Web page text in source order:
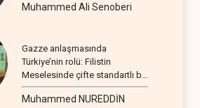
Muhammed Ali Senoberi
Gazze anlaşmasında
Türkiye’nin rolü: Filistin
Meselesinde çifte standartlı bir
seyir
Muhammed NUREDDİN